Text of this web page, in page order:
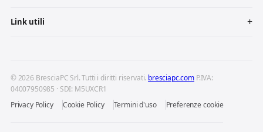
Link utili
© 2026 BresciaPC Srl. Tutti i diritti riservati. bresciapc.com P.IVA:
04007950985 · SDI: M5UXCR1
Privacy Policy
Cookie Policy Termini d'uso Preferenze cookie